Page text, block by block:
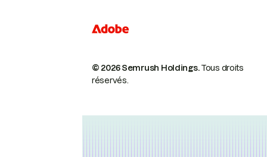
© 2026 Semrush Holdings.Tous droits
réservés.